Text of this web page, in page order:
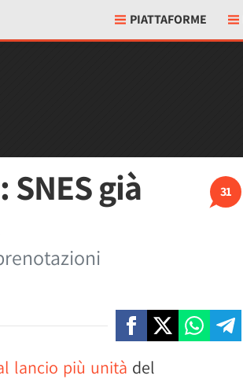
PIATTAFORME
31
già
lancio più unità del